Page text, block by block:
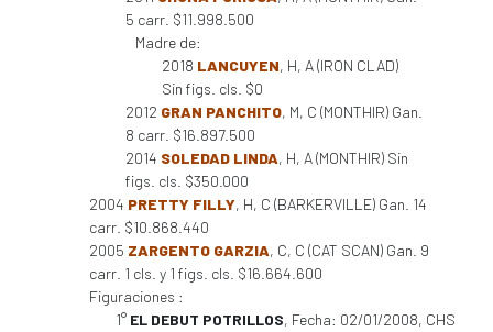
5 carr. $11.998.500
Madre de:
2018 LANCUYEN, H, A (IRON CLAD)
Sin figs. cls. $0
2012 GRAN PANCHITO, M, C (MONTHIR) Gan.
8 carr. $16.897.500
2014 SOLEDAD LINDA, H, A (MONTHIR) Sin
figs. cls. $350.000
2004 PRETTY FILLY, H, C (BARKERVILLE) Gan. 14
carr. $10.868.440
2005 ZARGENTO GARZIA, C, C (CAT SCAN) Gan. 9
carr. 1 cls. y 1 figs. cls. $16.664.600
Figuraciones :
1° EL DEBUT POTRILLOS, Fecha: 02/01/2008, CHS